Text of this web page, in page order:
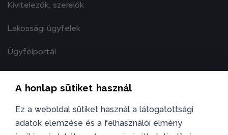
Kivitelezők, szerelők
Lakossági ügyfelek
Ügyfélportál
TELEFON
A honlap sütiket használ
Ez a weboldal sütiket használ a látogatottsági
adatok elemzése és a felhasználói élmény